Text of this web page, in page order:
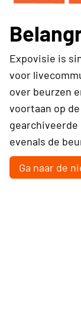
Expovisie is
voor
over beurzen
voortaan op
evenals de
Ga naar de